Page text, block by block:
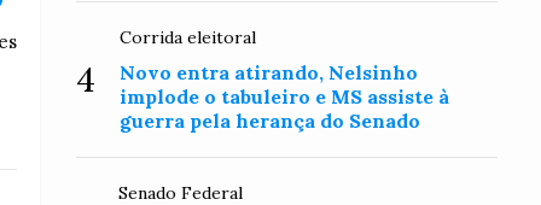
4
Corrida eleitoral
Novo entra atirando, Nelsinho
implode o tabuleiro e MS assiste à
guerra pela herança do Senado
Senado Federal